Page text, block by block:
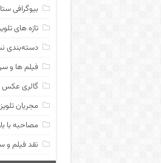
بیوگرافی
تازه های
دسته‌بندی
فیلم ها و
گالری عکس
مجریان
مصاحبه با
نقد فیلم و